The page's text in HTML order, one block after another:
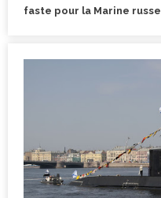
faste pour la Marine russe